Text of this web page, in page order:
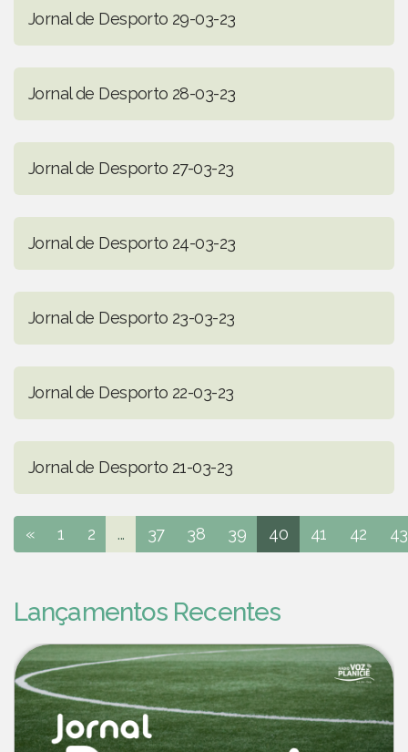
Jornal de Desporto 29-03-23
Jornal de Desporto 28-03-23
Jornal de Desporto 27-03-23
Jornal de Desporto 24-03-23
Jornal de Desporto 23-03-23
Jornal de Desporto 22-03-23
Jornal de Desporto 21-03-23
« 1 2 ... 37 38 39 40 41 42 43
Lançamentos Recentes